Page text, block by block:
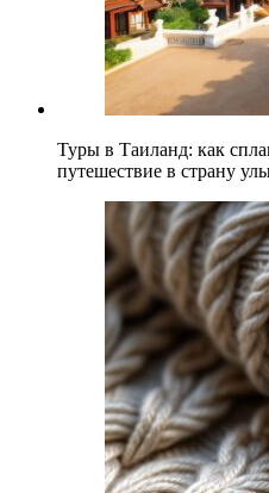
Туры в Таиланд: как
путешествие в страну